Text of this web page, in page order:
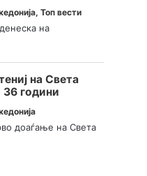
,Топ вести
на
на Света
36 години
доаѓање на Света